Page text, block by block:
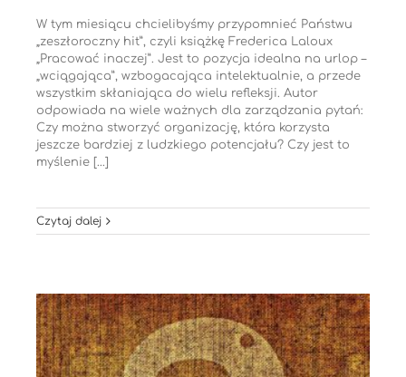
W tym miesiącu chcielibyśmy przypomnieć Państwu
„zeszłoroczny hit”, czyli książkę Frederica Laloux
„Pracować inaczej”. Jest to pozycja idealna na urlop –
„wciągająca”, wzbogacająca intelektualnie, a przede
wszystkim skłaniająca do wielu refleksji. Autor
odpowiada na wiele ważnych dla zarządzania pytań:
Czy można stworzyć organizację, która korzysta
jeszcze bardziej z ludzkiego potencjału? Czy jest to
myślenie [...]
Czytaj dalej